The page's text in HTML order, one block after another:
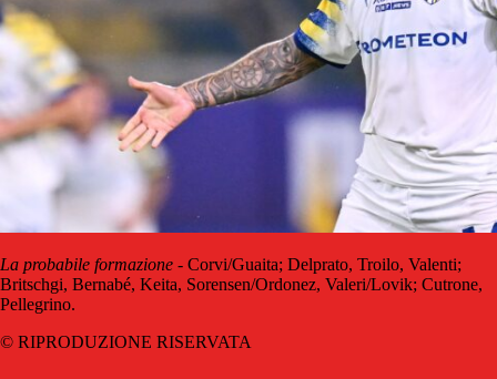
La probabile formazione - Corvi/Guaita; Delprato, Troilo, Valenti;
Britschgi, Bernabé, Keita, Sorensen/Ordonez, Valeri/Lovik; Cutrone,
Pellegrino.
© RIPRODUZIONE RISERVATA